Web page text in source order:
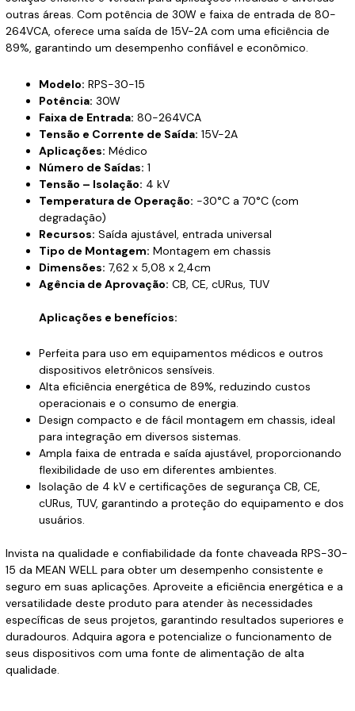
outras áreas. Com potência de 30W e faixa de entrada de 80-
264VCA, oferece uma saída de 15V-2A com uma eficiência de
89%, garantindo um desempenho confiável e econômico.
Modelo: RPS-30-15
Potência: 30W
Faixa de Entrada: 80-264VCA
Tensão e Corrente de Saída: 15V-2A
Aplicações: Médico
Número de Saídas: 1
Tensão – Isolação: 4 kV
Temperatura de Operação: -30°C a 70°C (com
degradação)
Recursos: Saída ajustável, entrada universal
Tipo de Montagem: Montagem em chassis
Dimensões: 7,62 x 5,08 x 2,4cm
Agência de Aprovação: CB, CE, cURus, TUV
Aplicações e benefícios:
Perfeita para uso em equipamentos médicos e outros
dispositivos eletrônicos sensíveis.
Alta eficiência energética de 89%, reduzindo custos
operacionais e o consumo de energia.
Design compacto e de fácil montagem em chassis, ideal
para integração em diversos sistemas.
Ampla faixa de entrada e saída ajustável, proporcionando
flexibilidade de uso em diferentes ambientes.
Isolação de 4 kV e certificações de segurança CB, CE,
cURus, TUV, garantindo a proteção do equipamento e dos
usuários.
Invista na qualidade e confiabilidade da fonte chaveada RPS-30-
15 da MEAN WELL para obter um desempenho consistente e
seguro em suas aplicações. Aproveite a eficiência energética e a
versatilidade deste produto para atender às necessidades
específicas de seus projetos, garantindo resultados superiores e
duradouros. Adquira agora e potencialize o funcionamento de
seus dispositivos com uma fonte de alimentação de alta
qualidade.